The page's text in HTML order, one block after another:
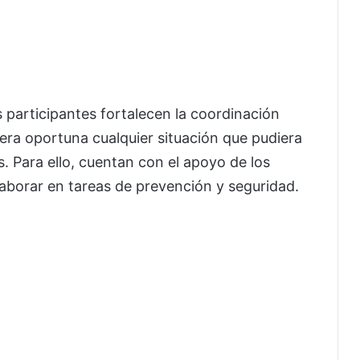
participantes fortalecen la coordinación
oportuna cualquier situación que pudiera
Para ello, cuentan con el apoyo de los
en tareas de prevención y seguridad.